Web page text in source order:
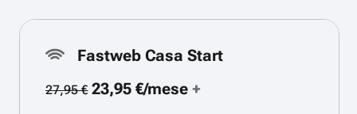
Fastweb Casa Start
27,95 €23,95 €/mese+